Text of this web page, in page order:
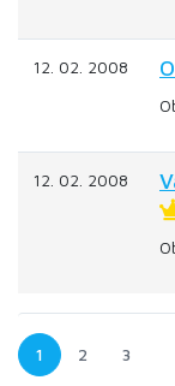
12. 02. 2008
12. 02. 2008
1 2 3